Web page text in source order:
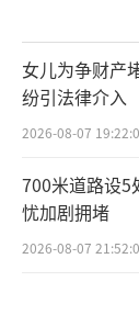
女儿为争财产
纷引法律介入
2026-08-07
700米道路设5
忧加剧拥堵
2026-08-07